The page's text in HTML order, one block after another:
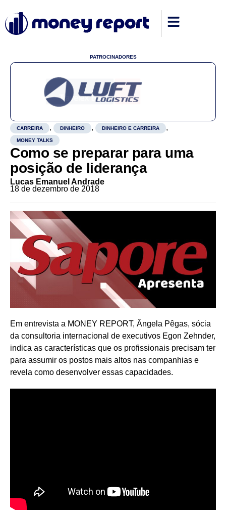
PATROCINADORES
CARREIRA , DINHEIRO , DINHEIRO E CARREIRA ,
MONEY TALKS
Como se preparar para uma
posição de liderança
Lucas Emanuel Andrade
18 de dezembro de 2018
Em entrevista a MONEY REPORT, Ângela Pêgas, sócia
da consultoria internacional de executivos Egon Zehnder,
indica as características que os profissionais precisam ter
para assumir os postos mais altos nas companhias e
revela como desenvolver essas capacidades.